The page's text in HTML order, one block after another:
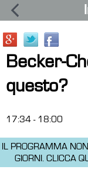
Becker-
questo?
17:34 - 18:00
IL PROGRAMMA
GIORNI. CLICCA